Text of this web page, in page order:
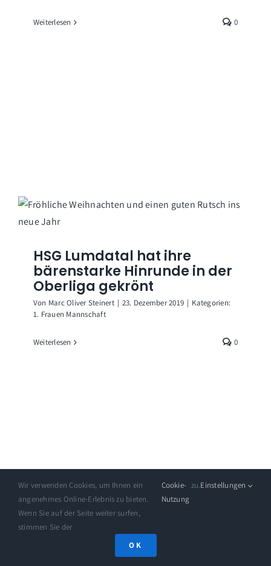
Weiterlesen 0
HSG Lumdatal hat ihre
bärenstarke Hinrunde in der
Oberliga gekrönt
Von Marc Oliver Steinert | 23. Dezember 2019 | Kategorien:
1. Frauen Mannschaft
Weiterlesen 0
Spielerinnen der Woche
20. Dezember 2019
Wir verwenden Cookies, um Ihnen ein
angenehmes Online-Erlebnis zu bieten.
Wenn Sie auf der Seite weiter surfen,
stimmen Sie der
Cookie-
Nutzung
zu.Einstellungen
OK